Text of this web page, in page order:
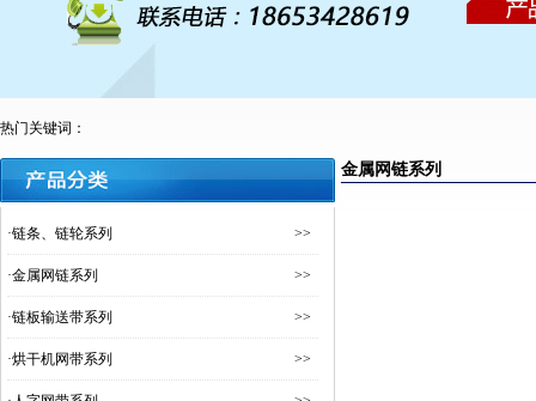
热门关键词：
>>
·链条、链轮系列
>>
·金属网链系列
>>
·链板输送带系列
>>
·烘干机网带系列
金属网链系列